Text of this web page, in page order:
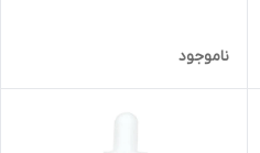
ناموجود